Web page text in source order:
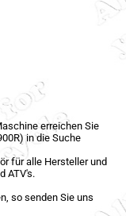
erreichen Sie
in die Suche
für alle Hersteller und
ATV's.
so senden Sie uns